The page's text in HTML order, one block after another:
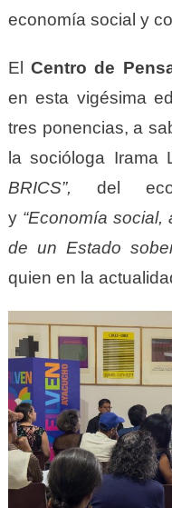
economía social y
ElCentro de
en esta vigésima
tres ponencias, a
la socióloga Irama
BRICS”, del
y “Economía social,
de un Estado
quien en la